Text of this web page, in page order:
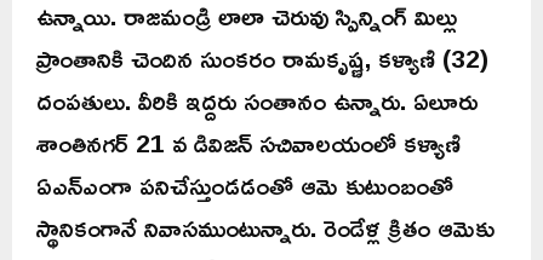
ఉన్నాయి. రాజమండ్రి లాలా చెరువు స్పిన్నింగ్ మిల్లు
ప్రాంతానికి చెందిన సుంకరం రామకృష్ణ, కళ్యాణి (32)
దంపతులు. వీరికి ఇద్దరు సంతానం ఉన్నారు. ఏలూరు
శాంతినగర్ 21 వ డివిజన్ సచివాలయంలో కళ్యాణి
ఏఎన్ఎంగా పనిచేస్తుండడంతో ఆమె కుటుంబంతో
స్థానికంగానే నివాసముంటున్నారు. రెండేళ్ల క్రితం ఆమెకు